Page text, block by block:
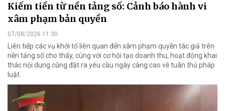
Kiếm tiền từ nền tảng số: Cảnh báo hành vi
xâm phạm bản quyền
07/08/2026 11:30
Liên tiếp các vụ khởi tố liên quan đến xâm phạm quyền tác giả trên
nền tảng số cho thấy, cùng với cơ hội tạo doanh thu, hoạt động khai
thác nội dung cũng đặt ra yêu cầu ngày càng cao về tuân thủ pháp
luật.